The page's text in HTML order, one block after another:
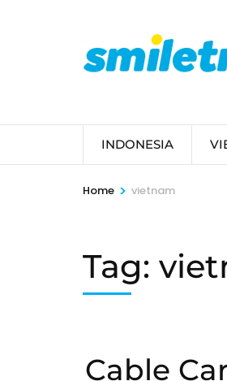
INDONESIA
Home > vietnam
Tag:
Cable